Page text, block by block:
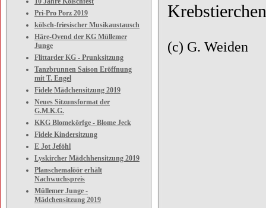
Pri-Pro Porz 2019
kölsch-friesischer Musikaustausch
Häre-Ovend der KG Müllemer
Junge
Flittarder KG - Prunksitzung
Tanzbrunnen Saison Eröffnung
mit T. Engel
Fidele Mädchensitzung 2019
Neues Sitzunsformat der
G.M.K.G.
KKG Blomekörfge - Blome Jeck
Fidele Kindersitzung
E Jot Jeföhl
Lyskircher Mädchhensitzung 2019
Planschemalöör erhält
Nachwuchspreis
Müllemer Junge -
Mädchensitzung 2019
(c) G. Weiden